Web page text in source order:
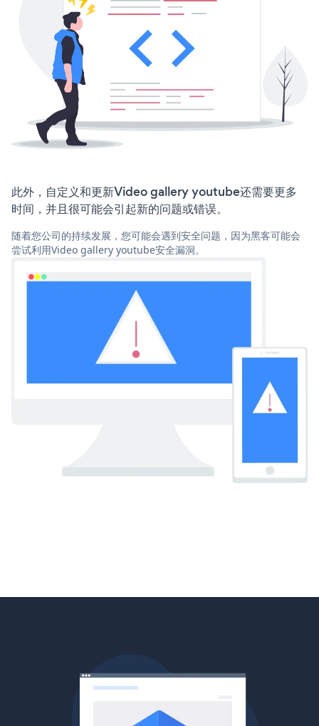
此外，自定义和更新Video gallery youtube还需要更多
时间，并且很可能会引起新的问题或错误。
随着您公司的持续发展，您可能会遇到安全问题，因为黑客可能会
尝试利用Video gallery youtube安全漏洞。